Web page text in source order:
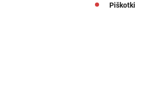
Piškotki